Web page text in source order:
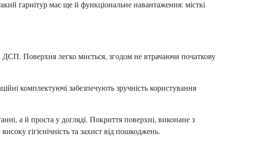
гарнітур має ще й функціональне навантаження: місткі
Поверхня легко миється, згодом не втрачаючи початкову
комплектуючі забезпечують зручність користування
а й проста у догляді. Покриття поверхні, виконане з
гігієнічність та захист від пошкоджень.